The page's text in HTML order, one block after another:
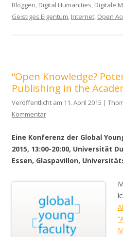
Bloggen, Digital Humanities, Digitale
Geistiges Eigentum, Internet, Open
“Open Knowledge?
Publishing in the
Veröffentlicht am 11. April 2015 |
Kommentar
Eine Konferenz der Global
2015, 13:00-20:00, Universität
Essen, Glaspavillon,